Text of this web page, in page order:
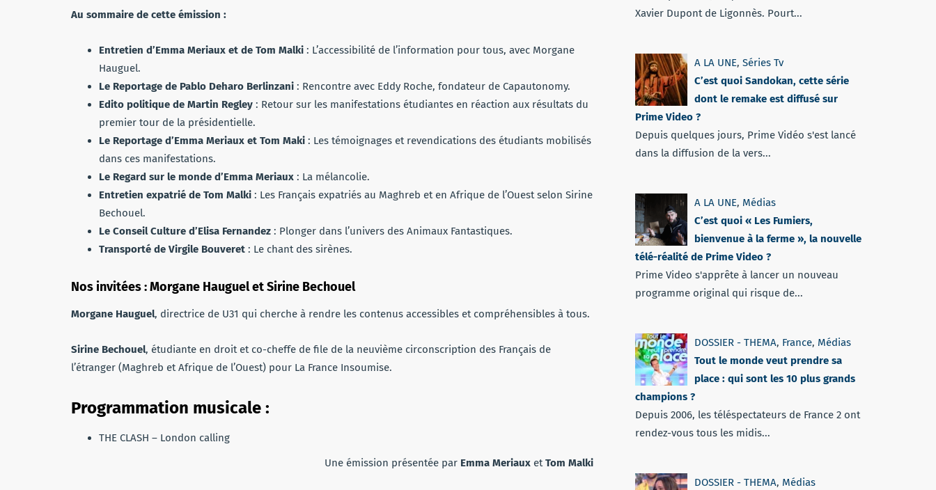
Au sommaire de cette émission :
Entretien d’Emma Meriaux et de Tom Malki : L’accessibilité de l’information pour tous, avec Morgane
Hauguel.
Le Reportage de Pablo Deharo Berlinzani : Rencontre avec Eddy Roche, fondateur de Capautonomy.
Edito politique de Martin Regley : Retour sur les manifestations étudiantes en réaction aux résultats du
premier tour de la présidentielle.
Le Reportage d’Emma Meriaux et Tom Maki : Les témoignages et revendications des étudiants mobilisés
dans ces manifestations.
Le Regard sur le monde d’Emma Meriaux : La mélancolie.
Entretien expatrié de Tom Malki : Les Français expatriés au Maghreb et en Afrique de l’Ouest selon Sirine
Bechouel.
Le Conseil Culture d’Elisa Fernandez : Plonger dans l’univers des Animaux Fantastiques.
Transporté de Virgile Bouveret : Le chant des sirènes.
Nos invitées : Morgane Hauguel et Sirine Bechouel
Morgane Hauguel, directrice de U31 qui cherche à rendre les contenus accessibles et compréhensibles à tous.
Sirine Bechouel, étudiante en droit et co-cheffe de file de la neuvième circonscription des Français de
l’étranger (Maghreb et Afrique de l’Ouest) pour La France Insoumise.
Programmation musicale :
THE CLASH – London calling
Une émission présentée par Emma Meriaux et Tom Malki
Xavier Dupont de Ligonnès. Pourt...
A LA UNE, Séries Tv
C’est quoi Sandokan, cette série
dont le remake est diffusé sur
Prime Video ?
Depuis quelques jours, Prime Vidéo s'est lancé
dans la diffusion de la vers...
A LA UNE, Médias
C’est quoi « Les Fumiers,
bienvenue à la ferme », la nouvelle
télé-réalité de Prime Video ?
Prime Video s'apprête à lancer un nouveau
programme original qui risque de...
DOSSIER - THEMA, France, Médias
Tout le monde veut prendre sa
place : qui sont les 10 plus grands
champions ?
Depuis 2006, les téléspectateurs de France 2 ont
rendez-vous tous les midis...
DOSSIER - THEMA, Médias